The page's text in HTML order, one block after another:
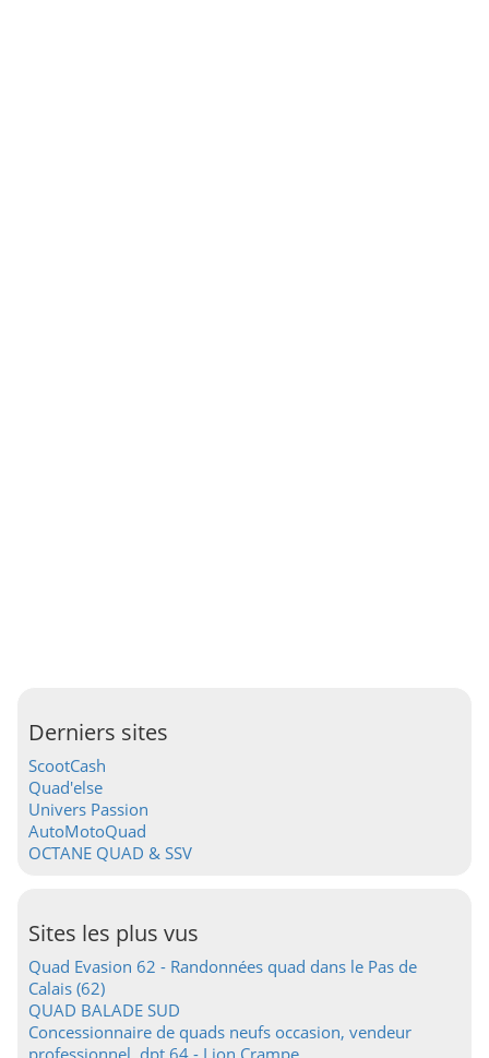
Derniers sites
ScootCash
Quad'else
Univers Passion
AutoMotoQuad
OCTANE QUAD & SSV
Sites les plus vus
Quad Evasion 62 - Randonnées quad dans le Pas de
Calais (62)
QUAD BALADE SUD
Concessionnaire de quads neufs occasion, vendeur
professionnel, dpt 64 - Lion Crampe